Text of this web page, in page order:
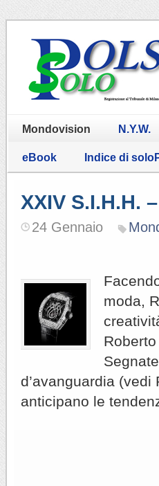
Mondovision N.Y.W.
eBook Indice di
XXIV S.I.H.H.
24 Gennaio
moda,
d’avanguardia (vedi
anticipano le